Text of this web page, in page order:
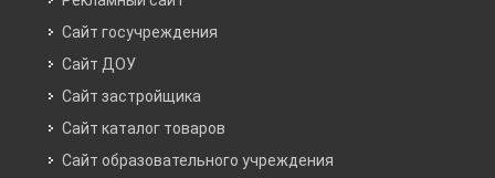
Сайт госучреждения
Сайт ДОУ
Сайт застройщика
Сайт каталог товаров
Сайт образовательного учреждения